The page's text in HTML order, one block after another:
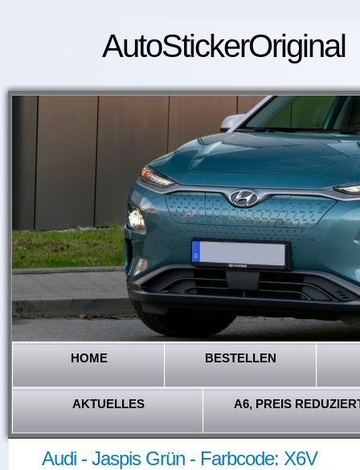
AutoStickerOriginal
HOME BESTELLEN
AKTUELLES A6, PREIS
Audi - Jaspis Grün - Farbcode: X6V